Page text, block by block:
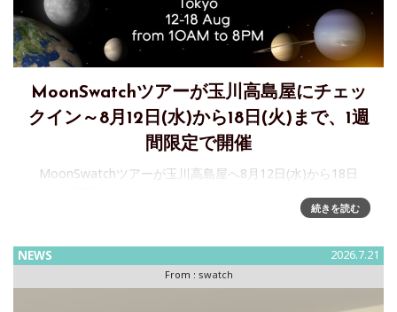
MoonSwatchツアーが玉川高島屋にチェッ
クイン～8月12日(水)から18日(火)まで、1週
間限定で開催
MoonSwatchツアーが玉川高島屋へ8月12日(水)から18日
ションで誕生した「Bioceramic MoonSwatch」コレクション
続きを読む
NEWS 2026.7.21
From : swatch